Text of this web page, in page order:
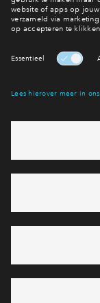
Hiermee blijf je
Heb je een
6 dagen